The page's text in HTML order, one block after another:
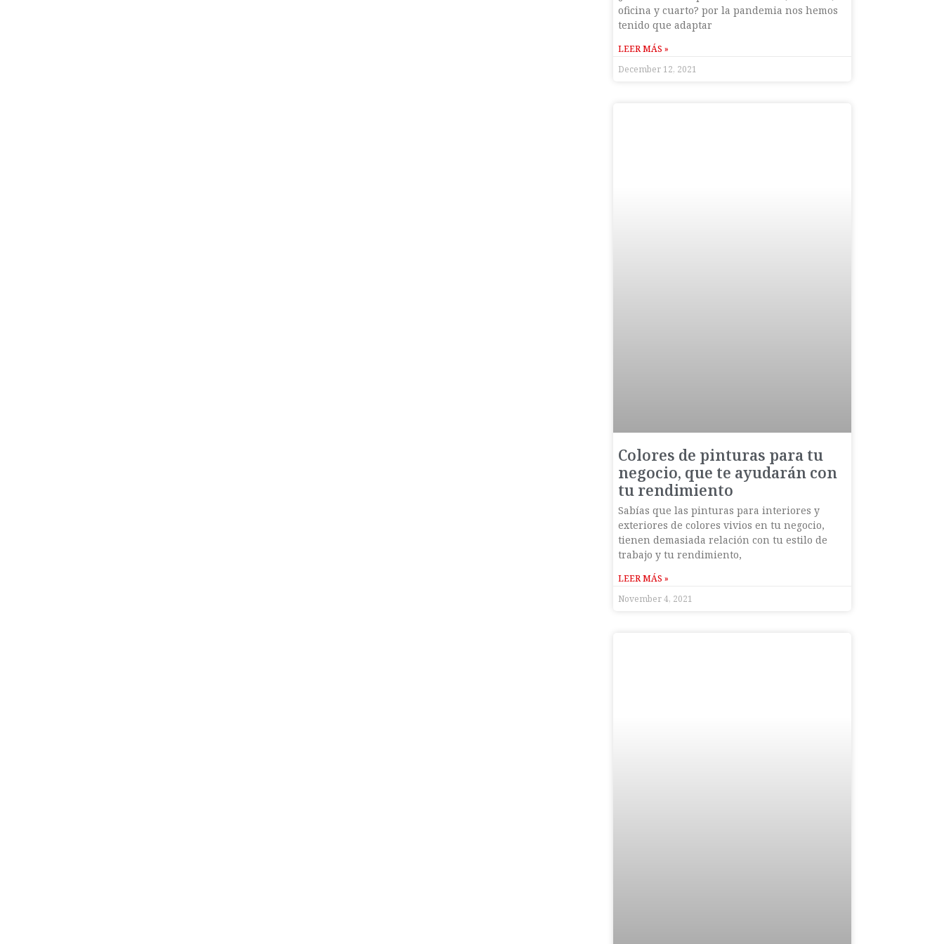
oficina y cuarto? por la pandemia nos hemos
tenido que adaptar
LEER MÁS »
December 12, 2021
Colores de pinturas para tu
negocio, que te ayudarán con
tu rendimiento
Sabías que las pinturas para interiores y
exteriores de colores vivios en tu negocio,
tienen demasiada relación con tu estilo de
trabajo y tu rendimiento,
LEER MÁS »
November 4, 2021